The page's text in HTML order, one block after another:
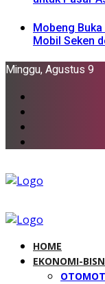
Mobeng
Mobil Seken
Minggu, Agustus 9
HOME
EKONOMI-